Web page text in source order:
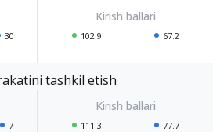
30 102.9 67.2
tashkil etish
7 111.3 77.7